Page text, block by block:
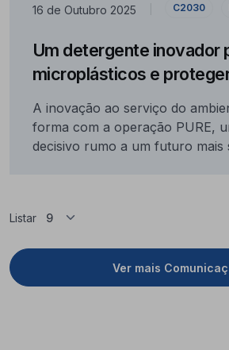
16 de Outubro 2025 C2030
Um detergente inovador
microplásticos e
A inovação ao serviço do
forma com a operação PURE,
decisivo rumo a um futuro mais
Listar
Ver mais